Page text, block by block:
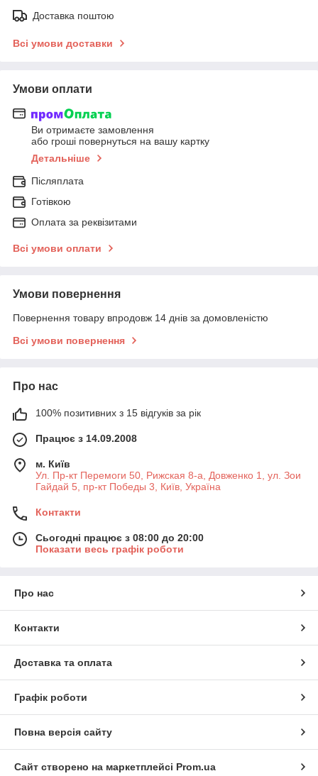
Доставка поштою
Всі умови доставки
Умови оплати
Ви отримаєте замовлення
або гроші повернуться на вашу картку
Детальніше
Післяплата
Готівкою
Оплата за реквізитами
Всі умови оплати
Умови повернення
Повернення товару впродовж 14 днів за домовленістю
Всі умови повернення
Про нас
100% позитивних з 15 відгуків за рік
Працює з 14.09.2008
м. Київ
Ул. Пр-кт Перемоги 50, Рижская 8-а, Довженко 1, ул. Зои
Гайдай 5, пр-кт Победы 3, Київ, Україна
Контакти
Сьогодні працює з 08:00 до 20:00
Показати весь графік роботи
Про нас
Контакти
Доставка та оплата
Графік роботи
Повна версія сайту
Сайт створено на маркетплейсі Prom.ua